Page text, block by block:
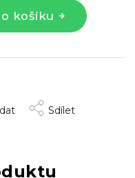
košíku
Sdílet